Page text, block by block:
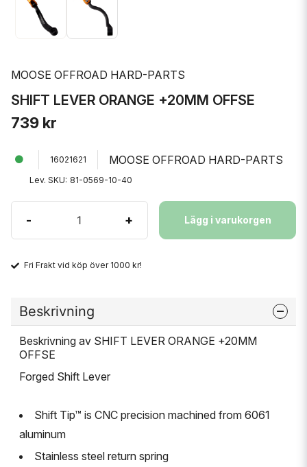
MOOSE OFFROAD HARD-PARTS
SHIFT LEVER ORANGE +20MM OFFSE
739 kr
16021621 MOOSE OFFROAD HARD-PARTS
Lev. SKU: 81-0569-10-40
- + Lägg i varukorgen
Fri Frakt vid köp över 1000 kr!
Beskrivning
Beskrivning av SHIFT LEVER ORANGE +20MM
OFFSE
Forged Shift Lever
Shift Tip™ is CNC precision machined from 6061
aluminum
Stainless steel return spring